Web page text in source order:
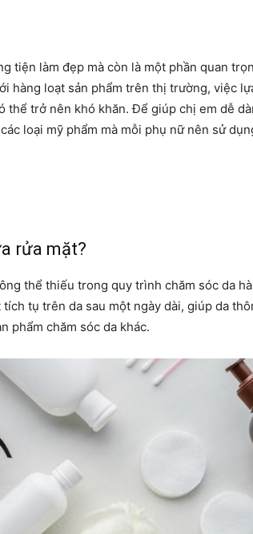
tiện làm đẹp mà còn là một phần quan
hàng loạt sản phẩm trên thị trường, việc
thể trở nên khó khăn. Để giúp chị em dễ
loại mỹ phẩm mà mỗi phụ nữ nên sử
rửa mặt?
thể thiếu trong quy trình chăm sóc da
tụ trên da sau một ngày dài, giúp da
phẩm chăm sóc da khác.